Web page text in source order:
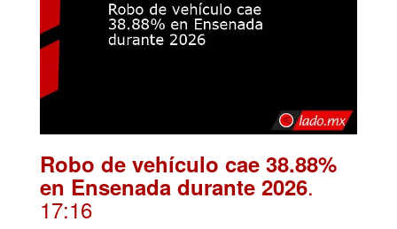
Robo de vehículo cae 38.88%
en Ensenada durante 2026.
17:16